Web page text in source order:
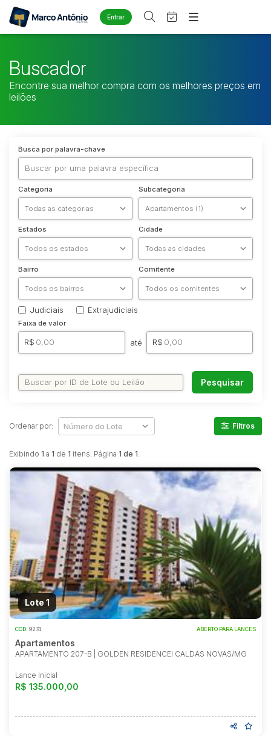
Entrar
Criar conta Entrar
Site
Agenda
Quem Somos
Busca por categoria
Diversos
Arma/Segurança
Combustível
Imóveis
Apartamento
Casa
Comercial
Hotel
Imovel
Lote
Lote/Trreno
Pousada
Rural
Vaga de Garagem
Veículos
Caminhão
Caminhões
Carro
Reboque
Home
Quem Somos
Buscador
Encontre sua melhor compra com os melhores preços em
leilões
Busca por palavra-chave
Categoria Subcategoria
Estados Cidade
Bairro Comitente
Judiciais Extrajudiciais
Faixa de valor
R$ até R$
Pesquisar
Exibindo 1 a 1 de 1 itens. Página 1 de 1.
Ordenar por: Filtros
Lote 1
COD. 9274 ABERTO PARA LANCES
Apartamentos
APARTAMENTO 207-B | GOLDEN RESIDENCEI CALDAS NOVAS/MG
Lance Inicial
R$ 135.000,00